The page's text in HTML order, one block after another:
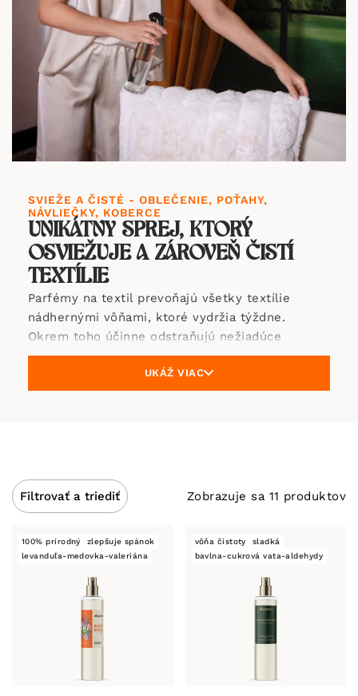
SVIEŽE A ČISTÉ - OBLEČENIE, POŤAHY,
NÁVLIEČKY, KOBERCE
UNIKÁTNY SPREJ, KTORÝ
OSVIEŽUJE A ZÁROVEŇ ČISTÍ
TEXTÍLIE
Parfémy na textil prevoňajú všetky textílie
nádhernými vôňami, ktoré vydržia týždne.
Okrem toho účinne odstraňujú nežiadúce
mikroorganizmy, čím dodávajú textiliám nielen
sviežosť, ale aj hygienickú čistotu.
UKÁŽ VIAC
Filtrovať a triediť Zobrazuje sa 11 produktov
100% prírodný
zlepšuje spánok
levanduľa-medovka-valeriána
vôňa čistoty
sladká
bavlna-cukrová vata-aldehydy